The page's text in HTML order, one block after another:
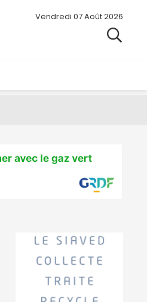
Vendredi 07 Août 2026